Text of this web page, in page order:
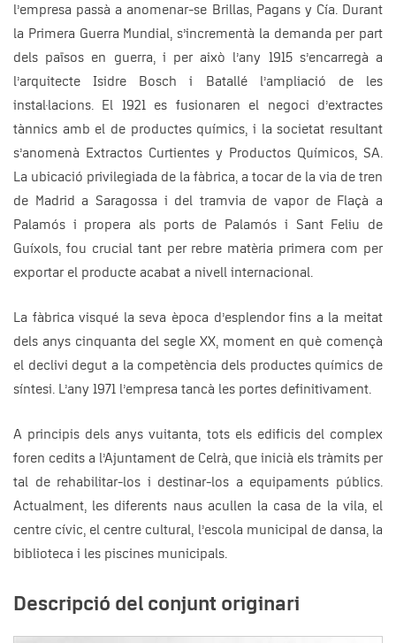
l’empresa passà a anomenar-se Brillas, Pagans y Cía. Durant
la Primera Guerra Mundial, s’incrementà la demanda per part
dels països en guerra, i per això l’any 1915 s’encarregà a
l’arquitecte Isidre Bosch i Batallé l’ampliació de les
instal·lacions. El 1921 es fusionaren el negoci d’extractes
tànnics amb el de productes químics, i la societat resultant
s’anomenà Extractos Curtientes y Productos Químicos, SA.
La ubicació privilegiada de la fàbrica, a tocar de la via de tren
de Madrid a Saragossa i del tramvia de vapor de Flaçà a
Palamós i propera als ports de Palamós i Sant Feliu de
Guíxols, fou crucial tant per rebre matèria primera com per
exportar el producte acabat a nivell internacional.
La fàbrica visqué la seva època d’esplendor fins a la meitat
dels anys cinquanta del segle XX, moment en què començà
el declivi degut a la competència dels productes químics de
síntesi. L’any 1971 l’empresa tancà les portes definitivament.
A principis dels anys vuitanta, tots els edificis del complex
foren cedits a l’Ajuntament de Celrà, que inicià els tràmits per
tal de rehabilitar-los i destinar-los a equipaments públics.
Actualment, les diferents naus acullen la casa de la vila, el
centre cívic, el centre cultural, l’escola municipal de dansa, la
biblioteca i les piscines municipals.
Descripció del conjunt originari